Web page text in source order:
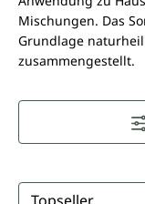
Mischungen. Das
Grundlage
zusammengestellt.